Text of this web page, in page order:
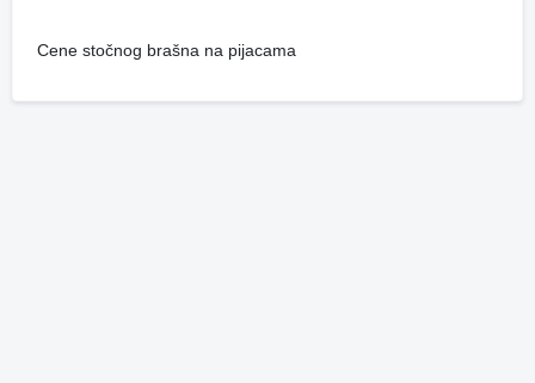
Cene stočnog brašna na pijacama